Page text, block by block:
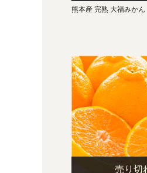
熊本産 完熟 大福みかん